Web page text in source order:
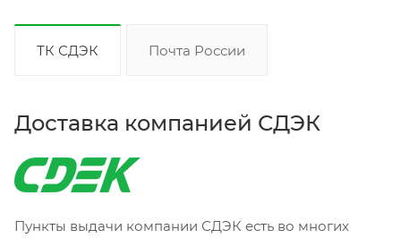
ТК СДЭК Почта России
Доставка компанией СДЭК
Пункты выдачи компании СДЭК есть во многих